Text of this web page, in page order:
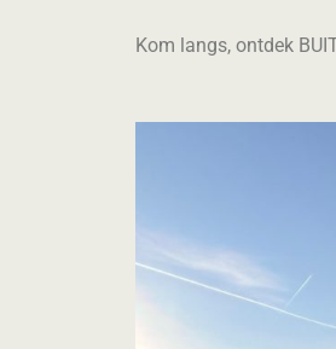
Kom langs, ontdek